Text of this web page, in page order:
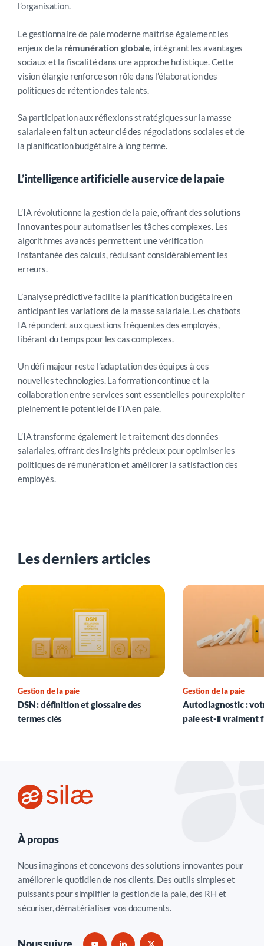
l’organisation.
Le gestionnaire de paie moderne maîtrise également les
enjeux de la rémunération globale , intégrant les avantages
sociaux et la fiscalité dans une approche holistique. Cette
vision élargie renforce son rôle dans l’élaboration des
politiques de rétention des talents.
Sa participation aux réflexions stratégiques sur la masse
salariale en fait un acteur clé des négociations sociales et de
la planification budgétaire à long terme.
L’intelligence artificielle au service de la paie
L’IA révolutionne la gestion de la paie, offrant dessolutions
innovantes pour automatiser les tâches complexes. Les
algorithmes avancés permettent une vérification
instantanée des calculs, réduisant considérablement les
erreurs.
L’analyse prédictive facilite la planification budgétaire en
anticipant les variations de la masse salariale. Les chatbots
IA répondent aux questions fréquentes des employés,
libérant du temps pour les cas complexes.
Un défi majeur reste l’adaptation des équipes à ces
nouvelles technologies. La formation continue et la
collaboration entre services sont essentielles pour exploiter
pleinement le potentiel de l’IA en paie.
L’IA transforme également le traitement des données
salariales, offrant des insights précieux pour optimiser les
politiques de rémunération et améliorer la satisfaction des
employés.
Les derniers articles
Gestion de la paie
DSN : définition et glossaire des
termes clés
Gestion de la paie
Autodiagnostic :
paie est-il vraiment
À propos
Nous imaginons et concevons des solutions innovantes pour
améliorer le quotidien de nos clients. Des outils simples et
puissants pour simplifier la gestion de la paie, des RH et
sécuriser, dématérialiser vos documents.